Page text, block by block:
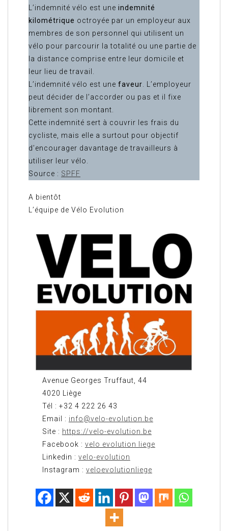
L’indemnité vélo est une indemnité
kilométrique octroyée par un employeur aux
membres de son personnel qui utilisent un
vélo pour parcourir la totalité ou une partie de
la distance comprise entre leur domicile et
leur lieu de travail.
L’indemnité vélo est une faveur . L’employeur
peut décider de l’accorder ou pas et il fixe
librement son montant.
Cette indemnité sert à couvrir les frais du
cycliste, mais elle a surtout pour objectif
d’encourager davantage de travailleurs à
utiliser leur vélo.
Source : SPFF
A bientôt
L’équipe de Vélo Evolution
Avenue Georges Truffaut, 44
4020 Liège
Tél : +32 4 222 26 43
Email : info@velo-evolution.be
Site : https://velo-evolution.be
Facebook : velo evolution liege
Linkedin : velo-evolution
Instagram : veloevolutionliege